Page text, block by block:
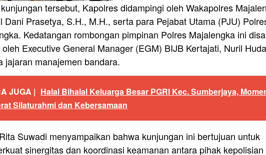
tersebut, Kapolres didampingi oleh Wakapolres
Dani Prasetya, S.H., M.H., serta para Pejabat Utama (PJU)
Kedatangan rombongan pimpinan Polres Majalengka ini
oleh Executive General Manager (EGM) BIJB Kertajati, Nuril
jajaran manajemen bandara.
JUGA | Halal Bihalal Keluarga Besar PGRI Kec. Sumberjaya,
Silaturahmi dan Kebersamaan
Suwadi menyampaikan bahwa kunjungan ini bertujuan untuk
sinergitas dan koordinasi keamanan antara pihak kepolisian